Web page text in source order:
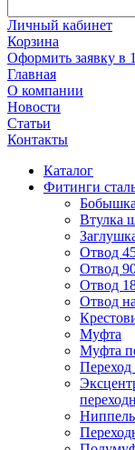
Личный кабинет
Корзина
Оформить заявку в
Главная
О компании
Новости
Статьи
Контакты
Каталог
Фитинги
Втулка
Отвод
Отвод
Отвод
Отвод
Муфта
Муфта
Переход